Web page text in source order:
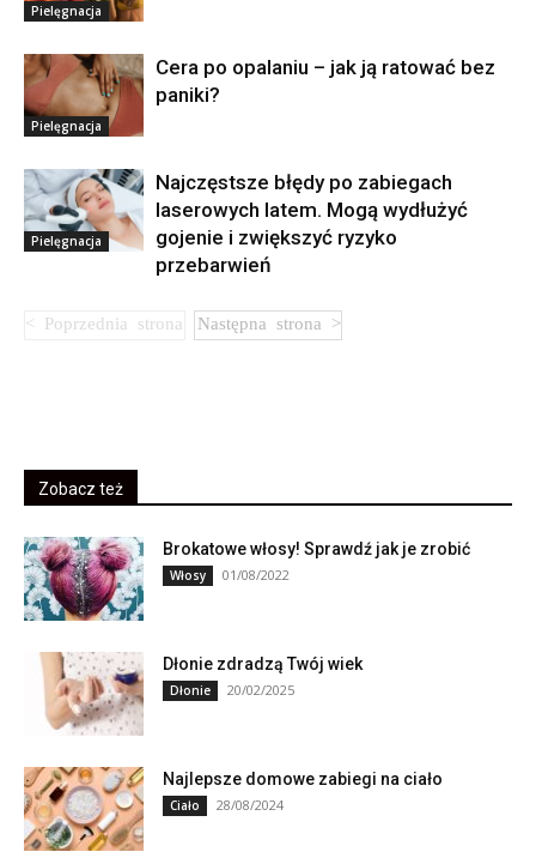
Pielęgnacja
Pielęgnacja
Cera po opalaniu – jak ją ratować bez
paniki?
Pielęgnacja
Najczęstsze błędy po zabiegach
laserowych latem. Mogą wydłużyć
gojenie i zwiększyć ryzyko
przebarwień
Zobacz też
Brokatowe włosy! Sprawdź jak je zrobić
Włosy 01/08/2022
Dłonie zdradzą Twój wiek
Dłonie 20/02/2025
Najlepsze domowe zabiegi na ciało
Ciało 28/08/2024